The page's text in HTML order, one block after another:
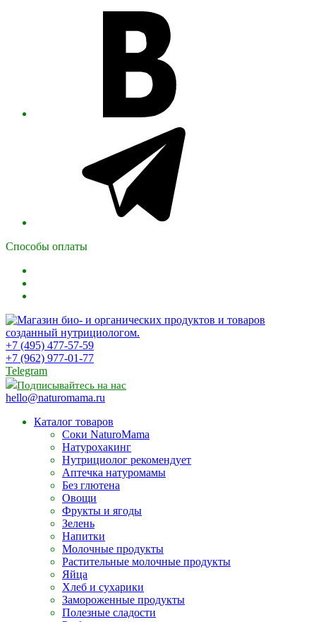
Способы оплаты
+7 (495) 477-57-59
+7 (962) 977-01-77
Telegram
Подписывайтесь на нас
hello@naturomama.ru
Каталог товаров
Соки NaturoMama
Натурохакинг
Нутрициолог рекомендует
Аптечка натуромамы
Без глютена
Овощи
Фрукты и ягоды
Зелень
Напитки
Молочные продукты
Растительные молочные продукты
Яйца
Хлеб и сухарики
Замороженные продукты
Полезные сладости